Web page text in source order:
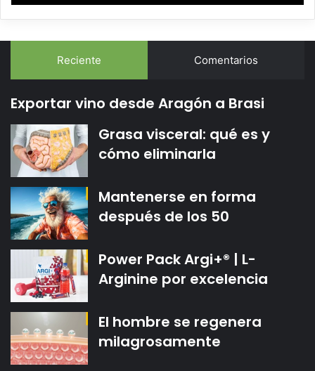
Reciente Comentarios
Exportar vino desde Aragón a Brasi
Grasa visceral: qué es y
cómo eliminarla
Mantenerse en forma
después de los 50
Power Pack Argi+® | L-
Arginine por excelencia
El hombre se regenera
milagrosamente